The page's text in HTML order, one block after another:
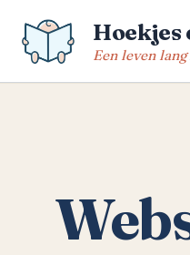
naar
inhoud
Hoekjes
Een leven